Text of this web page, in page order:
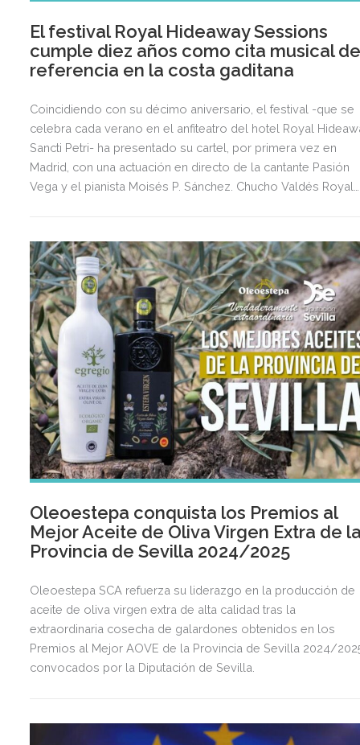
El festival Royal Hideaway Sessions
cumple diez años como cita musical
referencia en la costa gaditana
Coincidiendo con su décimo aniversario, el festival -que se
celebra cada verano en el anfiteatro del hotel Royal
Sancti Petri- ha presentado su cartel, por primera vez en
Madrid, con una actuación en directo de la cantante Pasión
Vega y el pianista Moisés P. Sánchez. Chucho Valdés Royal
el que han pasado músicos de renombre como Tomatito,
Kiko Veneno, Toquinho y Camilla Faustino o Salvador
Oleoestepa conquista los Premios al
Mejor Aceite de Oliva Virgen Extra de
Provincia de Sevilla 2024/2025
Oleoestepa SCA refuerza su liderazgo en la producción de
aceite de oliva virgen extra de alta calidad tras la
extraordinaria cosecha de galardones obtenidos en los
Premios al Mejor AOVE de la Provincia de Sevilla 2024/
convocados por la Diputación de Sevilla.